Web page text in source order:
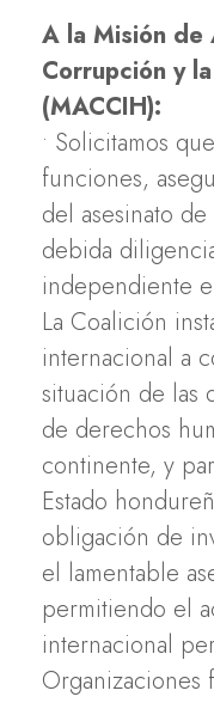
A la Misión de
Corrupción y
(MACCIH):
• Solicitamos
funciones,
del asesinato
debida
independiente
La Coalición
internacional a
situación de las
de derechos
continente, y
Estado
obligación de
el lamentable
permitiendo el
internacional
Organizaciones